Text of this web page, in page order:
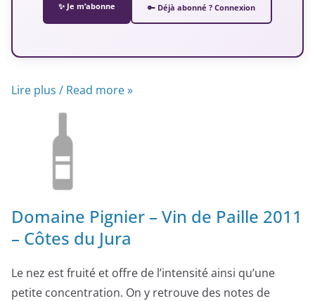
✨ Je m’abonne 🔑 Déjà abonné ? Connexion
Lire plus / Read more »
Domaine Pignier – Vin de Paille 2011
– Côtes du Jura
Le nez est fruité et offre de l’intensité ainsi qu’une
petite concentration. On y retrouve des notes de